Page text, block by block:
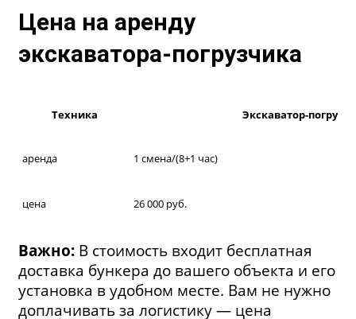
Цена на аренду
экскаватора-погрузчика
Техника Экскаватор-
аренда 1 смена/(8+1 час)
цена 26 000 руб.
Важно: В стоимость входит бесплатная
доставка бункера до вашего объекта и его
установка в удобном месте. Вам не нужно
доплачивать за логистику — цена